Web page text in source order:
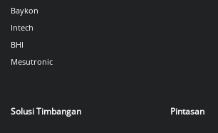
Baykon
Intech
BHI
Mesutronic
Solusi Timbangan Pintasan